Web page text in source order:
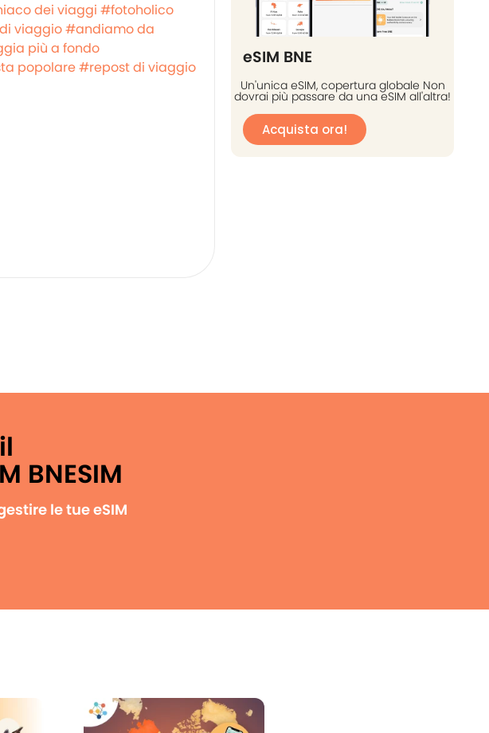
dei viaggi #fotoholico
viaggio#andiamo da
più a fondo
popolare#repost di viaggio
eSIM BNE
Un'unica eSIM, copertura globale Non
dovrai più passare da una eSIM all'altra!
Acquista ora!
BNESIM
le tue eSIM